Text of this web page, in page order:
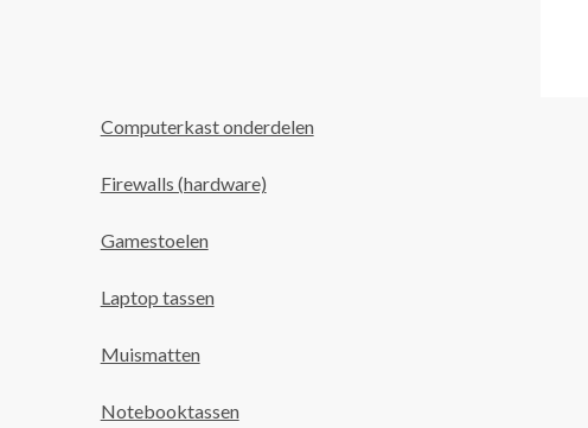
Computerkast onderdelen
Firewalls (hardware)
Gamestoelen
Laptop tassen
Muismatten
Notebooktassen